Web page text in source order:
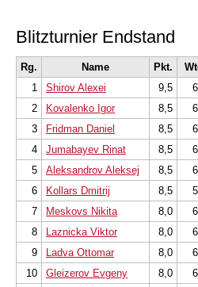
Blitzturnier Endstand
Rg. Name Pkt.
1
Shirov Alexei 9,5
2
Kovalenko Igor 8,5
3
Fridman Daniel 8,5
4
Jumabayev Rinat 8,5
5
Aleksandrov Aleksej 8,5
6
Kollars Dmitrij 8,5
7
Meskovs Nikita 8,0
8
Laznicka Viktor 8,0
9
Ladva Ottomar 8,0
10
Gleizerov Evgeny 8,0